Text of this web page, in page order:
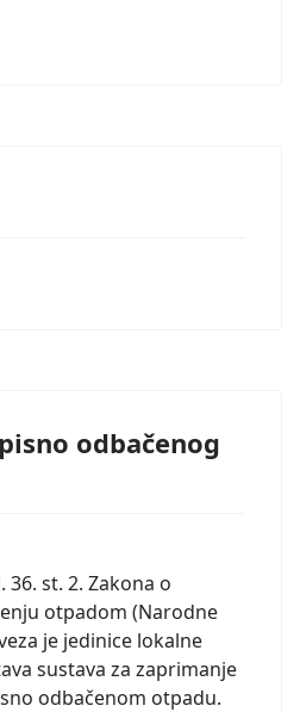
odbačenog
st. 2. Zakona o
otpadom (Narodne
je jedinice lokalne
sustava za zaprimanje
odbačenom otpadu.